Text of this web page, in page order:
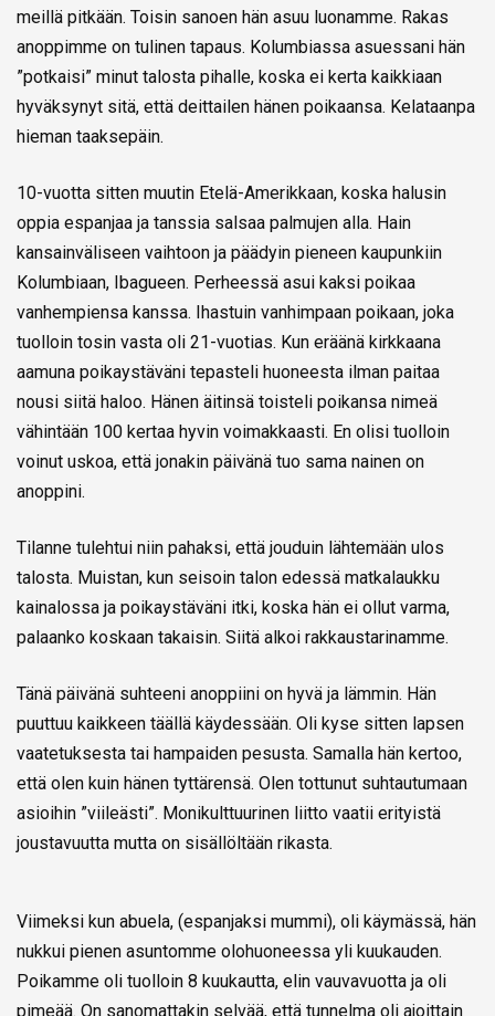
meillä pitkään. Toisin sanoen hän asuu luonamme. Rakas
anoppimme on tulinen tapaus. Kolumbiassa asuessani hän
”potkaisi” minut talosta pihalle, koska ei kerta kaikkiaan
hyväksynyt sitä, että deittailen hänen poikaansa. Kelataanpa
hieman taaksepäin.
10-vuotta sitten muutin Etelä-Amerikkaan, koska halusin
oppia espanjaa ja tanssia salsaa palmujen alla. Hain
kansainväliseen vaihtoon ja päädyin pieneen kaupunkiin
Kolumbiaan, Ibagueen. Perheessä asui kaksi poikaa
vanhempiensa kanssa. Ihastuin vanhimpaan poikaan, joka
tuolloin tosin vasta oli 21-vuotias. Kun eräänä kirkkaana
aamuna poikaystäväni tepasteli huoneesta ilman paitaa
nousi siitä haloo. Hänen äitinsä toisteli poikansa nimeä
vähintään 100 kertaa hyvin voimakkaasti. En olisi tuolloin
voinut uskoa, että jonakin päivänä tuo sama nainen on
anoppini.
Tilanne tulehtui niin pahaksi, että jouduin lähtemään ulos
talosta. Muistan, kun seisoin talon edessä matkalaukku
kainalossa ja poikaystäväni itki, koska hän ei ollut varma,
palaanko koskaan takaisin. Siitä alkoi rakkaustarinamme.
Tänä päivänä suhteeni anoppiini on hyvä ja lämmin. Hän
puuttuu kaikkeen täällä käydessään. Oli kyse sitten lapsen
vaatetuksesta tai hampaiden pesusta. Samalla hän kertoo,
että olen kuin hänen tyttärensä. Olen tottunut suhtautumaan
asioihin ”viileästi”. Monikulttuurinen liitto vaatii erityistä
joustavuutta mutta on sisällöltään rikasta.
Viimeksi kun abuela, (espanjaksi mummi), oli käymässä, hän
nukkui pienen asuntomme olohuoneessa yli kuukauden.
Poikamme oli tuolloin 8 kuukautta, elin vauvavuotta ja oli
pimeää. On sanomattakin selvää, että tunnelma oli ajoittain